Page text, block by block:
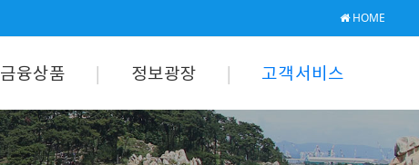
HOME
금융상품 정보광장 고객서비스